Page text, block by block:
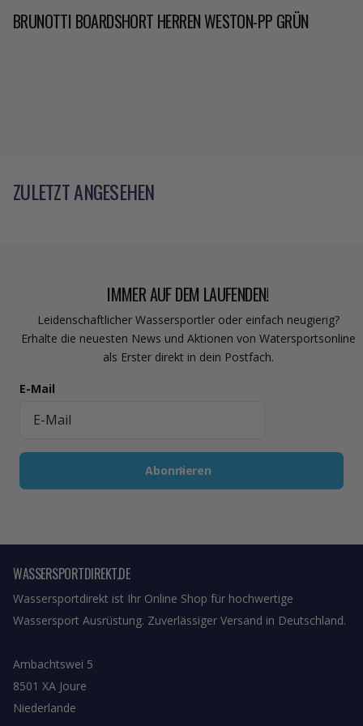
BRUNOTTI BOARDSHORT HERREN WESTON-PP GRÜN
ZULETZT ANGESEHEN
IMMER AUF DEM LAUFENDEN!
Leidenschaftlicher Wassersportler oder einfach neugierig?
Erhalte die neuesten News und Aktionen von Watersportsonline
als Erster direkt in dein Postfach.
E-Mail
Abonnieren
WASSERSPORTDIREKT.DE
Wassersportdirekt ist Ihr Online Shop für hochwertige
Wassersport Ausrüstung. Zuverlässiger Versand in Deutschland.
Ambachtswei 5
8501 XA Joure
Niederlande